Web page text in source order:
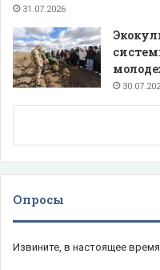
31.07.2026
Опросы
Извините, в настоящее